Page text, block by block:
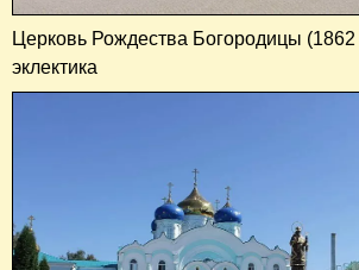
Церковь Рождества Богородицы (1862
эклектика